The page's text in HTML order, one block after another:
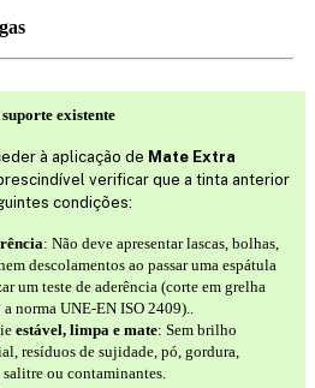
existente
à aplicação de Mate Extra
verificar que a tinta anterior
condições:
: Não deve apresentar lascas, bolhas,
descolamentos ao passar uma espátula
um teste de aderência (corte em grelha
a norma UNE-EN ISO 2409)..
estável, limpa e mate: Sem brilho
resíduos de sujidade, pó, gordura,
ou contaminantes.